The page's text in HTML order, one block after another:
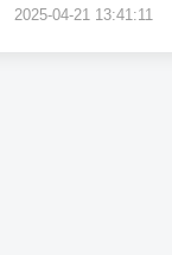
2025-04-21 13:41:11